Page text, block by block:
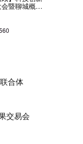
暨聊城概念
约仪式
合体
交易会